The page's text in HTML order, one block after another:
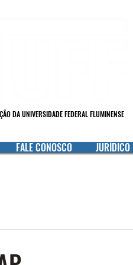
DA UNIVERSIDADE FEDERAL FLUMINENSE
FALE CONOSCO JURÍDICO